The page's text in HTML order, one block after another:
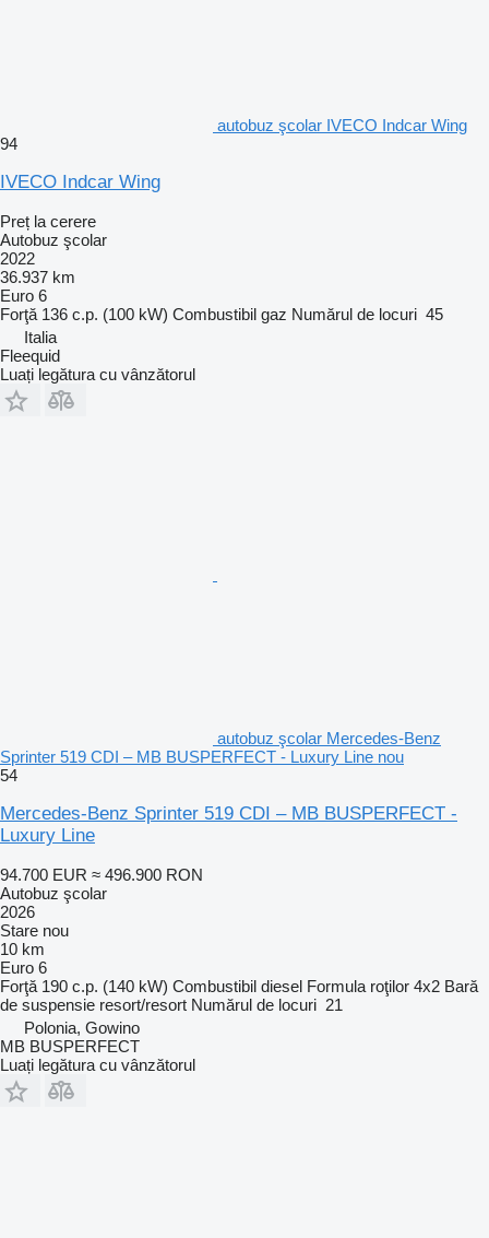
autobuz şcolar IVECO Indcar Wing
94
IVECO Indcar Wing
Preț la cerere
Autobuz şcolar
2022
36.937 km
Euro 6
Forţă 136 c.p. (100 kW) Combustibil gaz Numărul de locuri 45
Italia
Fleequid
Luați legătura cu vânzătorul
autobuz şcolar Mercedes-Benz
Sprinter 519 CDI – MB BUSPERFECT - Luxury Line nou
54
Mercedes-Benz Sprinter 519 CDI – MB BUSPERFECT -
Luxury Line
94.700 EUR ≈ 496.900 RON
Autobuz şcolar
2026
Stare nou
10 km
Euro 6
Forţă 190 c.p. (140 kW) Combustibil diesel Formula roţilor 4x2 Bară
de suspensie resort/resort Numărul de locuri 21
Polonia, Gowino
MB BUSPERFECT
Luați legătura cu vânzătorul